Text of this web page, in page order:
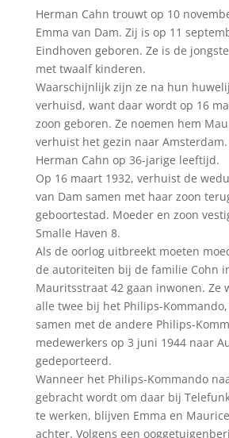
Herman Cahn trouwt op 10
Emma van Dam. Zij is op 11
Eindhoven geboren. Ze is de
met twaalf kinderen.
Waarschijnlijk zijn ze na hun
verhuisd, want daar wordt op 16
zoon geboren. Ze noemen hem
verhuist het gezin naar
Herman Cahn op 36-jarige leeftijd.
Op 16 maart 1932, verhuist de
van Dam samen met haar zoon
geboortestad. Moeder en zoon
Smalle Haven 8.
Als de oorlog uitbreekt moeten
de autoriteiten bij de familie Cohn
Mauritsstraat 42 gaan inwonen. Ze
alle twee bij het Philips-
samen met de andere Philips-
medewerkers op 3 juni 1944 naar
gedeporteerd.
Wanneer het Philips-Kommando
gebracht wordt om daar bij
te werken, blijven Emma en
achter. Volgens een